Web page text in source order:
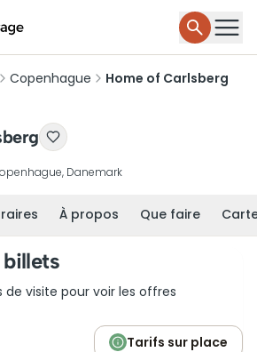
Copenhague Home of Carlsberg
Danemark
À propos Que faire
billets
de visite pour voir les offres
Tarifs sur place